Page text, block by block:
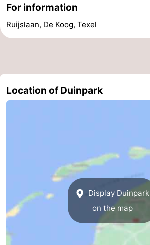
Zee
Vlijt
Hoeve
-
(and
Campsites
Eibernest
Hoogelandt
Beach
Park
-
Buytenveldt
-
For information
Ruijslaan, De Koog, Texel
Location of Duinpark
Display Duinpark
on the map